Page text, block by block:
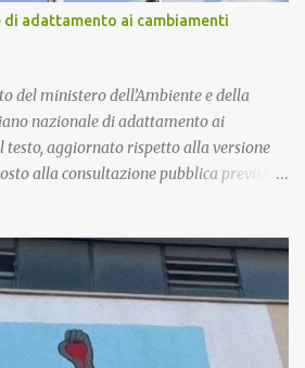
di adattamento ai cambiamenti
del ministero dell’Ambiente e della
nazionale di adattamento ai
aggiornato rispetto alla versione
alla consultazione pubblica prevista
azioni volte a ridurre al minimo i
climatici, migliorare la capacità
naturali, sociali ed economici, nonchè
opportunità che si potranno
climatiche. La proposta di